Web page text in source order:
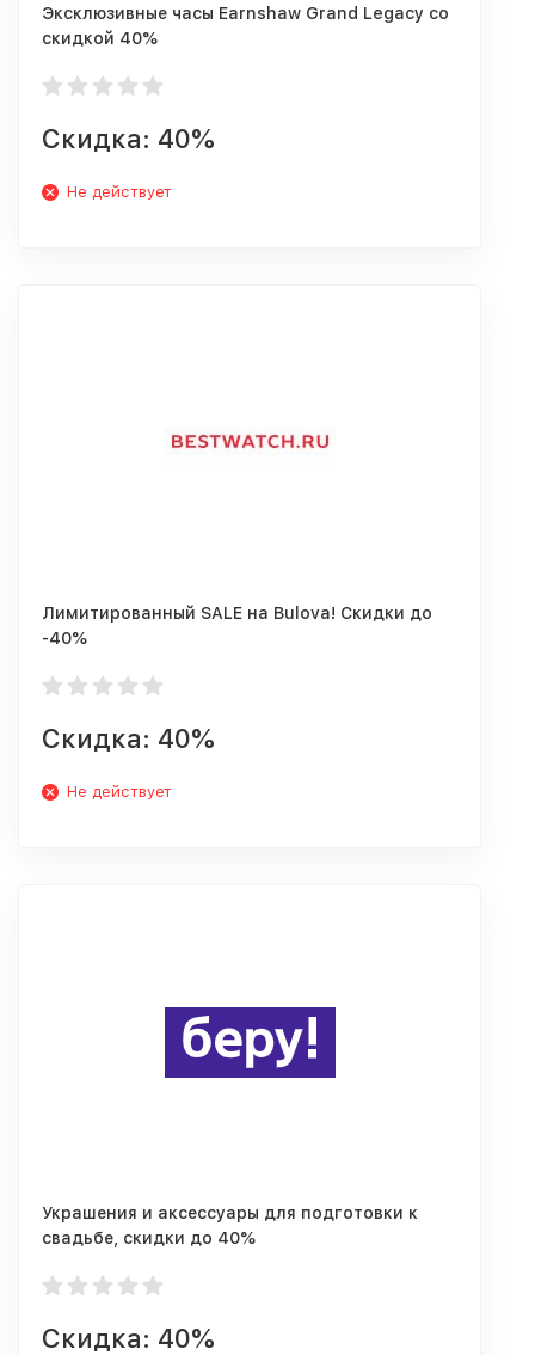
Эксклюзивные часы Earnshaw Grand Legacy со
скидкой 40%
Скидка: 40%
Не действует
Лимитированный SALE на Bulova! Скидки до
-40%
Скидка: 40%
Не действует
Украшения и аксессуары для подготовки к
свадьбе, скидки до 40%
Скидка: 40%